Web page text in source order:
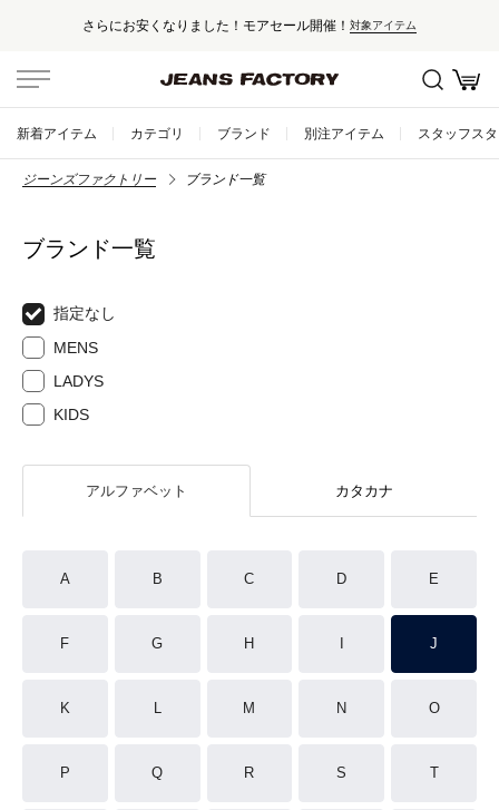
さらにお安くなりました！モアセール開催！ 対象アイテム
新着アイテム カテゴリ ブランド 別注アイテム スタッフス
ジーンズファクトリー ブランド一覧
ブランド一覧
指定なし
MENS
LADYS
KIDS
アルファベット カタカナ
A B C D E
F G H J
K L M N O
P Q R S T